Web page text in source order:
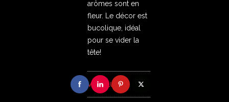
arômes sont en
fleur. Le décor est
bucolique, idéal
pour se vider la
tête!
VOIR PLUS